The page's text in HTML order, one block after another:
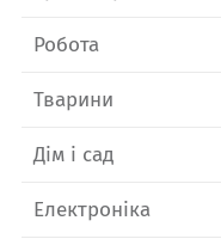
Робота
Тварини
Дім і сад
Електроніка